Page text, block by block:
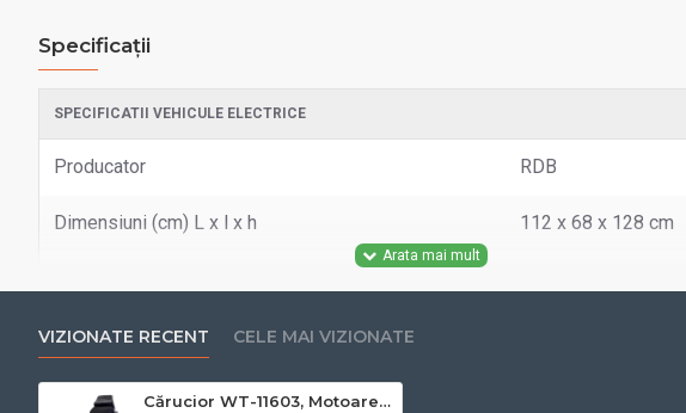
Specificații
SPECIFICATII VEHICULE ELECTRICE
Producator RDB
Dimensiuni (cm) L x l x h 112 x 68 x 128 cm
Autonomie acumulator (km)
Tip acumulator
VIZIONATE RECENT CELE MAI VIZIONATE
Cărucior WT-11603, Motoare 2 x 250 W, 24V-12AH, rabatabil cu tetiera